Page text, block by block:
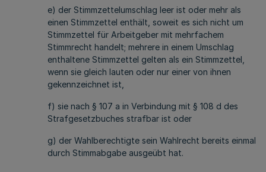
e) der Stimmzettelumschlag leer ist oder mehr als
einen Stimmzettel enthält, soweit es sich nicht um
Stimmzettel für Arbeitgeber mit mehrfachem
Stimmrecht handelt; mehrere in einem Umschlag
enthaltene Stimmzettel gelten als ein Stimmzettel,
wenn sie gleich lauten oder nur einer von ihnen
gekennzeichnet ist,
f) sie nach § 107 a in Verbindung mit § 108 d des
Strafgesetzbuches strafbar ist oder
g) der Wahlberechtigte sein Wahlrecht bereits einmal
durch Stimmabgabe ausgeübt hat.